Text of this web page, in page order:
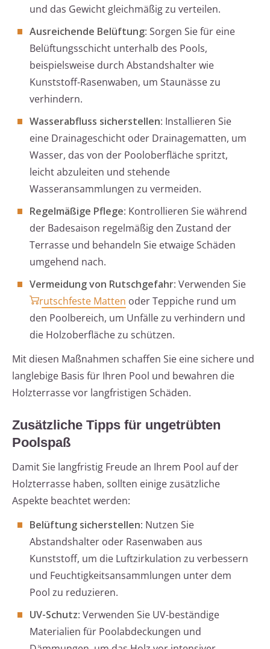
und das Gewicht gleichmäßig zu verteilen.
Ausreichende Belüftung: Sorgen Sie für eine
Belüftungsschicht unterhalb des Pools,
beispielsweise durch Abstandshalter wie
Kunststoff-Rasenwaben, um Staunässe zu
verhindern.
Wasserabfluss sicherstellen: Installieren Sie
eine Drainageschicht oder Drainagematten, um
Wasser, das von der Pooloberfläche spritzt,
leicht abzuleiten und stehende
Wasseransammlungen zu vermeiden.
Regelmäßige Pflege: Kontrollieren Sie während
der Badesaison regelmäßig den Zustand der
Terrasse und behandeln Sie etwaige Schäden
umgehend nach.
Vermeidung von Rutschgefahr: Verwenden Sie
rutschfeste Matten oder Teppiche rund um
den Poolbereich, um Unfälle zu verhindern und
die Holzoberfläche zu schützen.
Mit diesen Maßnahmen schaffen Sie eine sichere und
langlebige Basis für Ihren Pool und bewahren die
Holzterrasse vor langfristigen Schäden.
Zusätzliche Tipps für ungetrübten
Poolspaß
Damit Sie langfristig Freude an Ihrem Pool auf der
Holzterrasse haben, sollten einige zusätzliche
Aspekte beachtet werden:
Belüftung sicherstellen: Nutzen Sie
Abstandshalter oder Rasenwaben aus
Kunststoff, um die Luftzirkulation zu verbessern
und Feuchtigkeitsansammlungen unter dem
Pool zu reduzieren.
UV-Schutz: Verwenden Sie UV-beständige
Materialien für Poolabdeckungen und